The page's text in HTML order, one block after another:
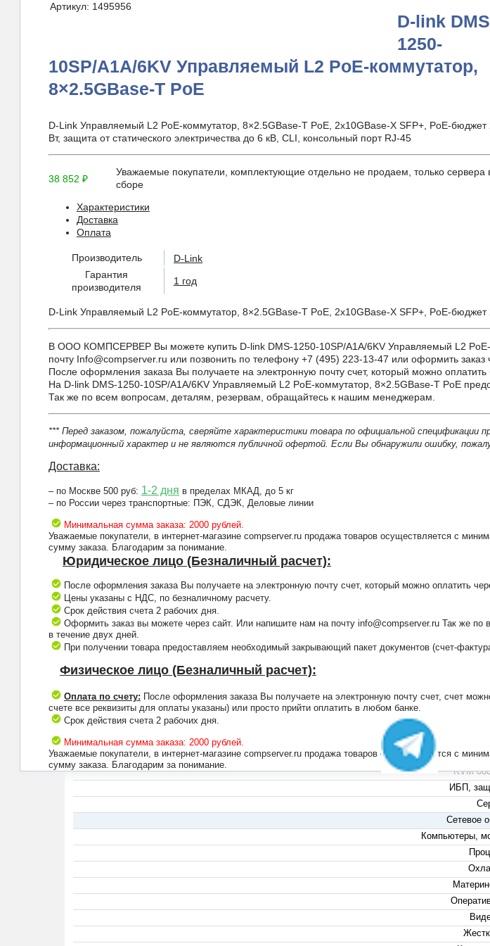
Артикул: 1495956
D-link
1250-
10SP/A1A/6KV Управляемый L2 PoE-коммутатор,
8×2.5GBase-T PoE
D-Link Управляемый L2 PoE-коммутатор, 8×2.5GBase-T PoE, 2x10GBase-X SFP+, PoE-бюджет
Вт, защита от статического электричества до 6 кВ, CLI, консольный порт RJ-45
38 852 ₽
Уважаемые покупатели, комплектующие отдельно не продаем, только сервера
сборе
Характеристики
Доставка
Оплата
Производитель
D-Link
Гарантия
производителя
1 год
D-Link Управляемый L2 PoE-коммутатор, 8×2.5GBase-T PoE, 2x10GBase-X SFP+, PoE-бюджет
В ООО КОМПСЕРВЕР Вы можете купить D-link DMS-1250-10SP/A1A/6KV Управляемый L2 PoE-
почту Info@compserver.ru или позвонить по телефону +7 (495) 223-13-47 или оформить заказ
После оформления заказа Вы получаете на электронную почту счет, который можно
На D-link DMS-1250-10SP/A1A/6KV Управляемый L2 PoE-коммутатор, 8×2.5GBase-T PoE
Так же по всем вопросам, деталям, резервам, обращайтесь к нашим менеджерам.
*** Перед заказом, пожалуйста, сверяйте характеристики товара по официальной спецификации
информационный характер и не являются публичной офертой. Если Вы обнаружили ошибку,
Доставка:
– по Москве 500 руб: 1-2 дня в пределах МКАД, до 5 кг
– по России через транспортные: ПЭК, СДЭК, Деловые линии
Минимальная сумма заказа: 2000 рублей.
Уважаемые покупатели, в интернет-магазине compserver.ru продажа товаров осуществляется с
сумму заказа. Благодарим за понимание.
Юридическое лицо (Безналичный расчет):
После оформления заказа Вы получаете на электронную почту счет, который можно оплатить
Цены указаны с НДС, по безналичному расчету.
Срок действия счета 2 рабочих дня.
Оформить заказ вы можете через сайт. Или напишите нам на почту info@compserver.ru Так же
в течение двух дней.
При получении товара предоставляем необходимый закрывающий пакет документов (счет-
Физическое лицо (Безналичный расчет):
Оплата по счету: После оформления заказа Вы получаете на электронную почту счет, счет
счете все реквизиты для оплаты указаны) или просто прийти оплатить в любом банке.
Срок действия счета 2 рабочих дня.
Минимальная сумма заказа: 2000 рублей.
Уважаемые покупатели, в интернет-магазине compserver.ru продажа товаров осуществляется с
сумму заказа. Благодарим за понимание.
+7
KVM
ИБП,
Сетевое
Компьютеры,